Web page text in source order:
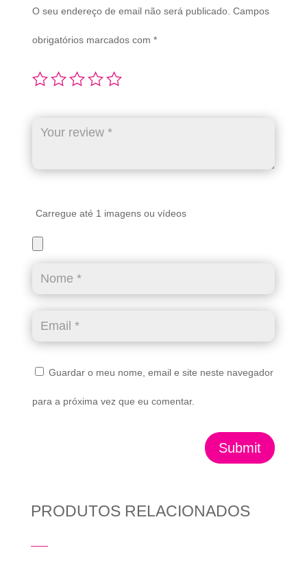
O seu endereço de email não será publicado. Campos
obrigatórios marcados com *
Carregue até 1 imagens ou vídeos
Guardar o meu nome, email e site neste navegador
para a próxima vez que eu comentar.
Submit
PRODUTOS RELACIONADOS